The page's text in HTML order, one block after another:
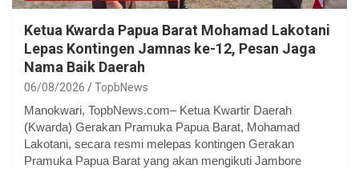
Ketua Kwarda Papua Barat Mohamad Lakotani
Lepas Kontingen Jamnas ke-12, Pesan Jaga
Nama Baik Daerah
06/08/2026 TopbNews
Manokwari, TopbNews.com– Ketua Kwartir Daerah
(Kwarda) Gerakan Pramuka Papua Barat, Mohamad
Lakotani, secara resmi melepas kontingen Gerakan
Pramuka Papua Barat yang akan mengikuti Jambore